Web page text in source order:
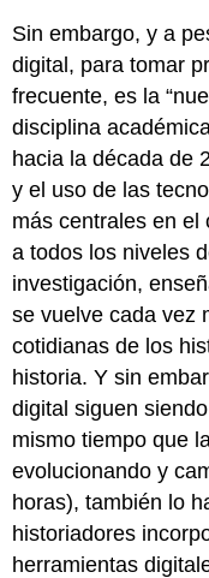
Sin embargo, y a
digital, para tomar
frecuente, es la
disciplina
hacia la década de
y el uso de las
más centrales en el
a todos los niveles
investigación,
se vuelve cada vez
cotidianas de los
historia. Y sin
digital siguen
mismo tiempo que
evolucionando y
horas), también lo
historiadores
herramientas